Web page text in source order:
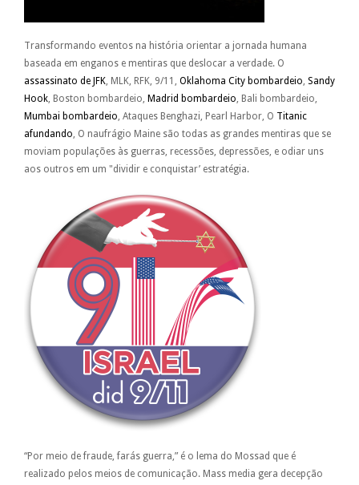
Transformando eventos na história orientar a jornada humana
baseada em enganos e mentiras que deslocar a verdade. O
assassinato de JFK, MLK, RFK, 9/11, Oklahoma City bombardeio, Sandy
Hook, Boston bombardeio, Madrid bombardeio, Bali bombardeio,
Mumbai bombardeio, Ataques Benghazi, Pearl Harbor, O Titanic
afundando, O naufrágio Maine são todas as grandes mentiras que se
moviam populações às guerras, recessões, depressões, e odiar uns
aos outros em um "dividir e conquistar’ estratégia.
“Por meio de fraude, farás guerra,” é o lema do Mossad que é
realizado pelos meios de comunicação. Mass media gera decepção